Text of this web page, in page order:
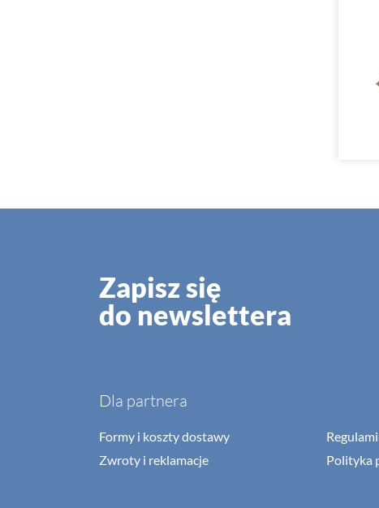
Zapisz się
do newslettera
Dla partnera
Formy i koszty dostawy
Zwroty i reklamacje
Polityka